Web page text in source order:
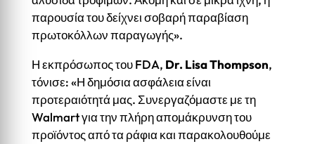
παρουσία του δείχνει σοβαρή παραβίαση
πρωτοκόλλων παραγωγής».
Η εκπρόσωπος του FDA, Dr. Lisa Thompson,
τόνισε: «Η δημόσια ασφάλεια είναι
προτεραιότητά μας. Συνεργαζόμαστε με τη
Walmart για την πλήρη απομάκρυνση του
προϊόντος από τα ράφια και παρακολουθούμε